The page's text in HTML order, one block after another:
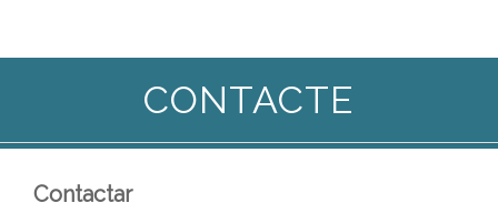
CONTACTE
Contactar